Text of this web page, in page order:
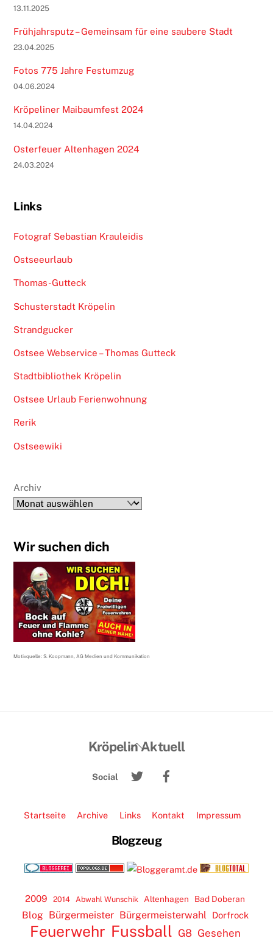
13.11.2025
Frühjahrsputz – Gemeinsam für eine saubere Stadt
23.04.2025
Fotos 775 Jahre Festumzug
04.06.2024
Kröpeliner Maibaumfest 2024
14.04.2024
Osterfeuer Altenhagen 2024
24.03.2024
Links
Fotograf Sebastian Krauleidis
Ostseeurlaub
Thomas-Gutteck
Schusterstadt Kröpelin
Strandgucker
Ostsee Webservice – Thomas Gutteck
Stadtbibliothek Kröpelin
Ostsee Urlaub Ferienwohnung
Rerik
Ostseewiki
Archiv
Wir suchen dich
Motivquelle: S. Koopmann, AG Medien und Kommunikation
Back
Top
Kröpelin Aktuell
Social
Twitter
Startseite Archive Links Kontakt Impressum
Blogzeug
2009 2014 Abwahl Wunschik Altenhagen Bad Doberan
Blog Bürgermeister Bürgermeisterwahl Dorfrock
Feuerwehr Fussball G8 Gesehen